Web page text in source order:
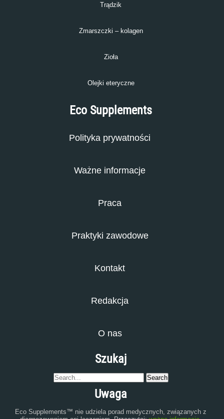
Trądzik
Zmarszczki – kolagen
Zioła
Olejki eteryczne
Eco Supplements
Polityka prywatności
Ważne informacje
Praca
Praktyki zawodowe
Kontakt
Redakcja
O nas
Szukaj
Uwaga
Eco Supplements™ nie udziela porad medycznych, związanych z